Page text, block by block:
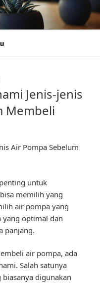
Jenis-jenis
Membeli
Air Pompa Sebelum
untuk
memilih yang
air pompa yang
yang optimal dan
panjang.
air pompa, ada
Salah satunya
digunakan